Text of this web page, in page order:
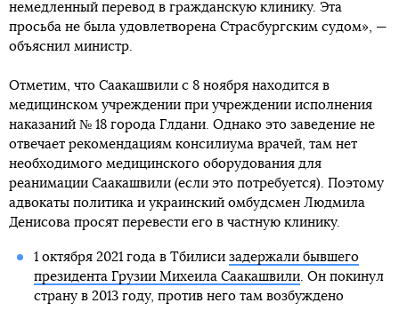
немедленный перевод в гражданскую клинику. Эта
просьба не была удовлетворена Страсбургским судом», —
объяснил министр.
Отметим, что Саакашвили с 8 ноября находится в
медицинском учреждении при учреждении исполнения
наказаний № 18 города Глдани. Однако это заведение не
отвечает рекомендациям консилиума врачей, там нет
необходимого медицинского оборудования для
реанимации Саакашвили (если это потребуется). Поэтому
адвокаты политика и украинский омбудсмен Людмила
Денисова просят перевести его в частную клинику.
1 октября 2021 года в Тбилиси задержали бывшего
президента Грузии Михеила Саакашвили. Он покинул
страну в 2013 году, против него там возбуждено